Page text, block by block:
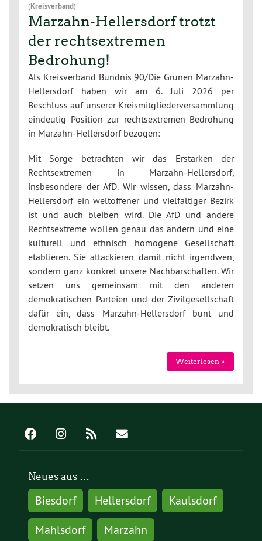
(Kreisverband)
Marzahn-Hellersdorf trotzt
der rechtsextremen
Bedrohung!
Als Kreisverband Bündnis 90/Die Grünen Marzahn-
Hellersdorf haben wir am 6. Juli 2026 per
Beschluss auf unserer Kreismitgliederversammlung
eindeutig Position zur rechtsextremen Bedrohung
in Marzahn-Hellersdorf bezogen:
Mit Sorge betrachten wir das Erstarken der
Rechtsextremen in Marzahn-Hellersdorf,
insbesondere der AfD. Wir wissen, dass Marzahn-
Hellersdorf ein weltoffener und vielfältiger Bezirk
ist und auch bleiben wird. Die AfD und andere
Rechtsextreme wollen genau das ändern und eine
kulturell und ethnisch homogene Gesellschaft
etablieren. Sie attackieren damit nicht irgendwen,
sondern ganz konkret unsere Nachbarschaften. Wir
setzen uns gemeinsam mit den anderen
demokratischen Parteien und der Zivilgesellschaft
dafür ein, dass Marzahn-Hellersdorf bunt und
demokratisch bleibt.
Weiterlesen »
Neues aus …
Biesdorf Hellersdorf
Kaulsdorf
Mahlsdorf
Marzahn